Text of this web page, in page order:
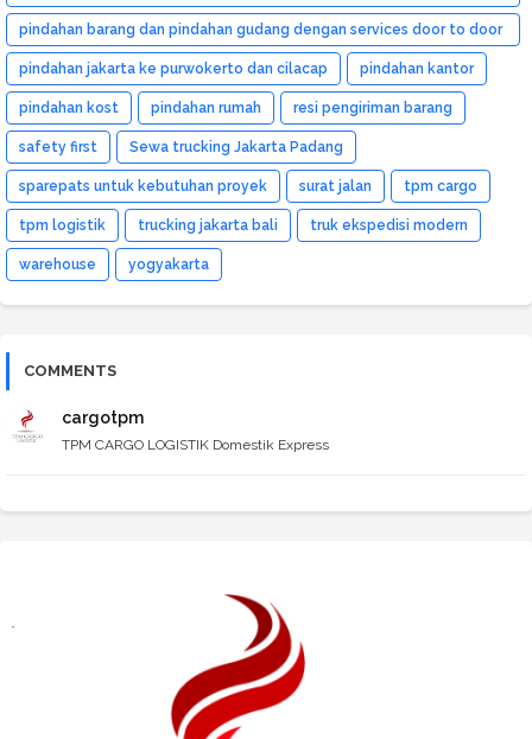
dan murah
pindahan barang dan pindahan gudang dengan services door to door
dan murah medan
pindahan jakarta ke purwokerto dan cilacap pindahan kantor
pindahan kost pindahan rumah resi pengiriman barang
safety first Sewa trucking Jakarta Padang
sparepats untuk kebutuhan proyek surat jalan tpm cargo
tpm logistik trucking jakarta bali truk ekspedisi modern
warehouse yogyakarta
COMMENTS
cargotpm
TPM CARGO LOGISTIK Domestik Express